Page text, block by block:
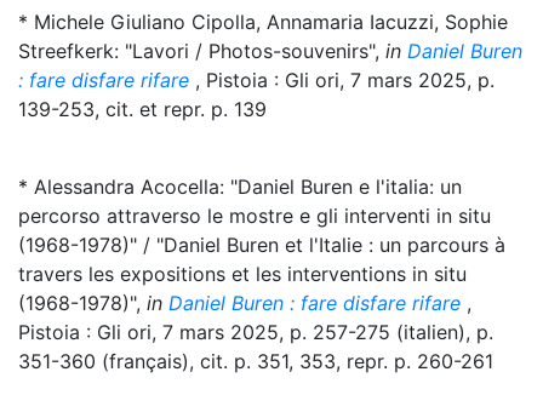
* Michele Giuliano Cipolla, Annamaria Iacuzzi, Sophie
Streefkerk: "Lavori / Photos-souvenirs", in Daniel Buren
: fare disfare rifare , Pistoia : Gli ori, 7 mars 2025, p.
139-253, cit. et repr. p. 139
* Alessandra Acocella: "Daniel Buren e l'italia: un
percorso attraverso le mostre e gli interventi in situ
(1968-1978)" / "Daniel Buren et l'Italie : un parcours à
travers les expositions et les interventions in situ
(1968-1978)", in Daniel Buren : fare disfare rifare ,
Pistoia : Gli ori, 7 mars 2025, p. 257-275 (italien), p.
351-360 (français), cit. p. 351, 353, repr. p. 260-261